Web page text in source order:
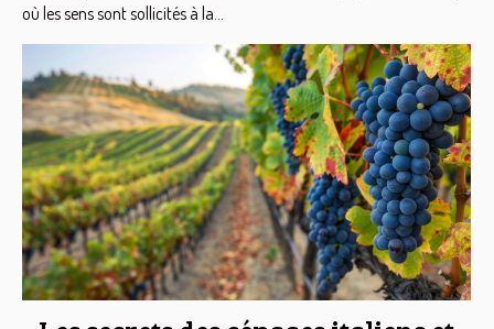
où les sens sont sollicités à la...